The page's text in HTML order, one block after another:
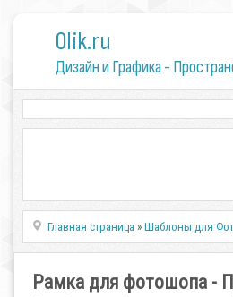
0lik.ru
Дизайн и Графика -
Главная страница »Шаблоны для
Рамка для фотошопа -